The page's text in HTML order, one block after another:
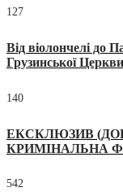
127
Від віолончелі до
Грузинської
140
ЕКСКЛЮЗИВ
КРИМІНАЛЬНА
542